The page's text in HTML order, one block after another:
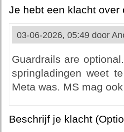
Je hebt een klacht over
03-06-2026, 05:49 door
Guardrails are
springladingen weet
Meta was. MS mag
Beschrijf je klacht